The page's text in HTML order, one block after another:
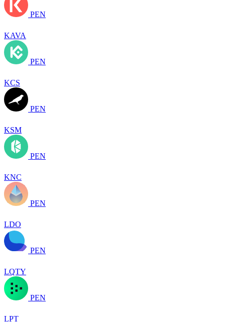
PEN
KAVA
PEN
KCS
PEN
KSM
PEN
KNC
PEN
LDO
PEN
LQTY
PEN
LPT